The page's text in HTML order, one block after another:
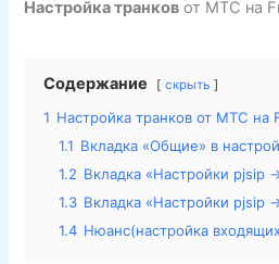
Настройка транков от МТС на
Содержание скрыть
1 Настройка транков от МТС на
1.1 Вкладка «Общие» в
1.2 Вкладка «Настройки pjsip
1.3 Вкладка «Настройки pjsip
1.4 Нюанс(настройка